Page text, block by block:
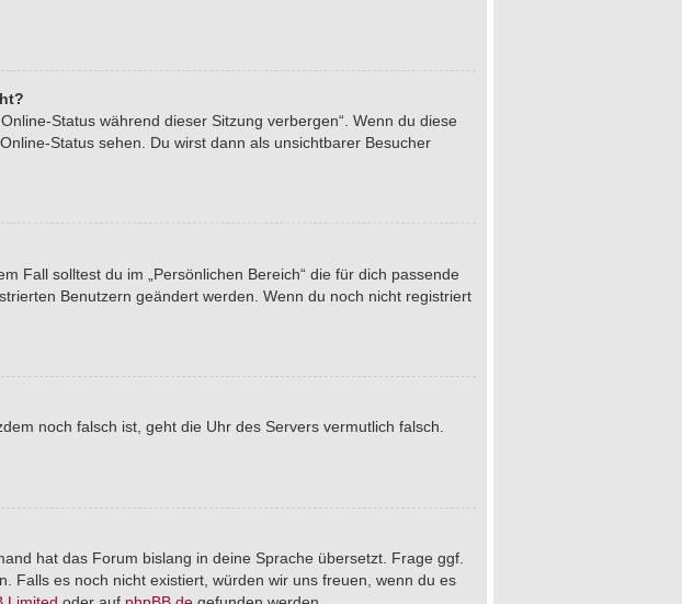
Status während dieser Sitzung verbergen“. Wenn du diese
Status sehen. Du wirst dann als unsichtbarer Besucher
Fall solltest du im „Persönlichen Bereich“ die für dich passende
Benutzern geändert werden. Wenn du noch nicht registriert
noch falsch ist, geht die Uhr des Servers vermutlich falsch.
hat das Forum bislang in deine Sprache übersetzt. Frage ggf.
Falls es noch nicht existiert, würden wir uns freuen, wenn du es